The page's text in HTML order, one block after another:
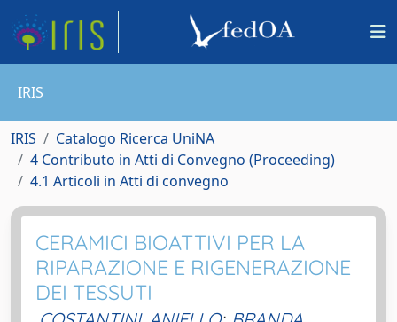
IRIS
IRIS
Catalogo Ricerca UniNA
4 Contributo in Atti di Convegno (Proceeding)
4.1 Articoli in Atti di convegno
CERAMICI BIOATTIVI PER LA
RIPARAZIONE E RIGENERAZIONE
DEI TESSUTI